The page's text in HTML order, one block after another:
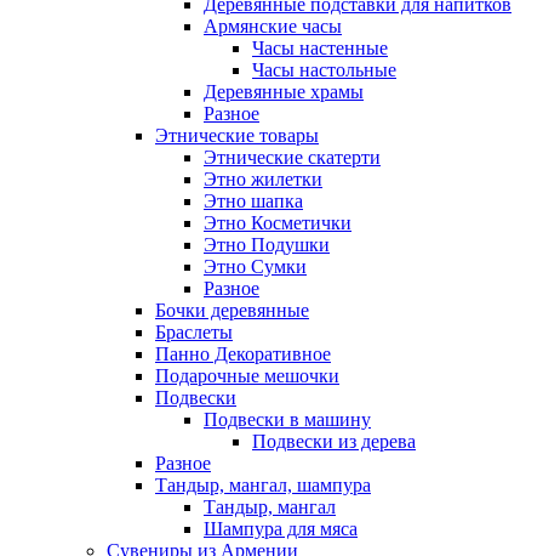
Деревянные подставки для напитков
Армянские часы
Часы настенные
Часы настольные
Деревянные храмы
Разное
Этнические товары
Этнические скатерти
Этно жилетки
Этно шапка
Этно Косметички
Этно Подушки
Этно Сумки
Разное
Бочки деревянные
Браслеты
Панно Декоративное
Подарочные мешочки
Подвески
Подвески в машину
Подвески из дерева
Разное
Тандыр, мангал, шампура
Тандыр, мангал
Шампура для мяса
Сувениры из Армении